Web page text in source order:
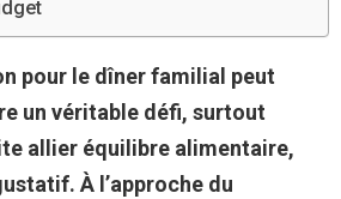
pour le dîner familial peut
un véritable défi, surtout
allier équilibre alimentaire,
À l’approche du